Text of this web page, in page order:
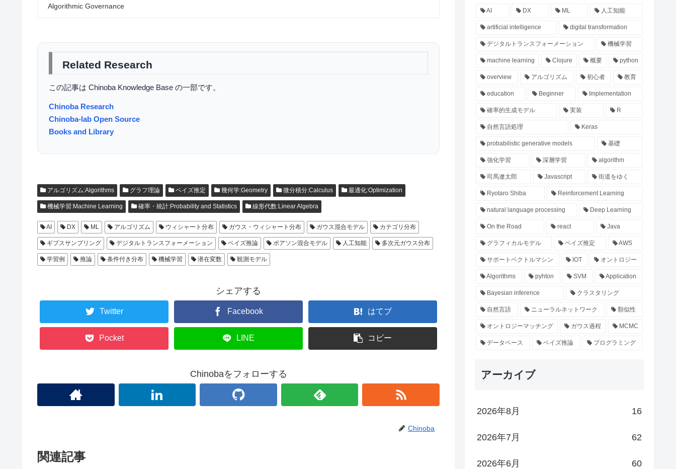
Algorithmic Governance
Related Research
この記事は Chinoba Knowledge Base の一部です。
Chinoba Research
Chinoba-lab Open Source
Books and Library
アルゴリズム:Algorithms グラフ理論 ベイズ推定 幾何学:Geometry 微分積分:Calculus 最適化:Optimization
機械学習:Machine Learning 確率・統計:Probability and Statistics 線形代数:Linear Algebra
AI DX ML アルゴリズム ウィシャート分布 ガウス・ウィシャート分布 ガウス混合モデル カテゴリ分布
ギブスサンプリング デジタルトランスフォーメーション ベイズ推論 ポアソン混合モデル 人工知能 多次元ガウス分布
学習例 推論 条件付き分布 機械学習 潜在変数 観測モデル
シェアする
Twitter Facebook はてブ
Pocket LINE コピー
Chinobaをフォローする
Chinoba
関連記事
AI DX ML 人工知能
artificial intelligence digital transformation
デジタルトランスフォーメーション 機械学習
machine learning Clojure 概要 python
overview アルゴリズム 初心者 教育
education Beginner Implementation
確率的生成モデル 実装 R
自然言語処理 Keras
probabilistic generative models 基礎
強化学習 深層学習 algorithm
司馬遼太郎 Javascript 街道をゆく
Ryotaro Shiba Reinforcement Learning
natural language processing Deep Learning
On the Road react Java
グラフィカルモデル ベイズ推定 AWS
サポートベクトルマシン IOT オントロジー
Algorithms pyhton SVM Application
Bayesian inference クラスタリング
自然言語 ニューラルネットワーク 類似性
オントロジーマッチング ガウス過程 MCMC
データベース ベイズ推論 プログラミング
アーカイブ
2026年8月 16
2026年7月 62
2026年6月 60